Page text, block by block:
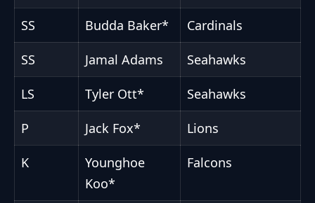
SS Budda Baker* Cardinals
SS Jamal Adams Seahawks
LS Tyler Ott* Seahawks
P Jack Fox* Lions
K
Younghoe
Koo*
Falcons